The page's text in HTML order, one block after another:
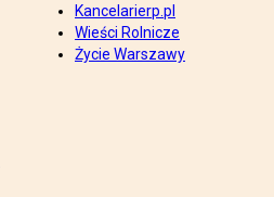
Kancelarierp.pl
Wieści Rolnicze
Życie Warszawy